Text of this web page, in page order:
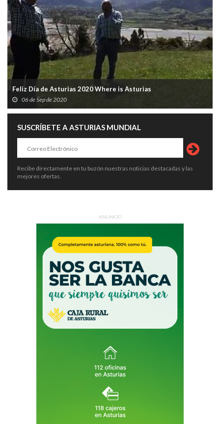
Feliz Día de Asturias 2020 Where is Asturias
06 de Sep de 2020
SUSCRÍBETE A ASTURIAS MUNDIAL
Recibe directamente en tu buzón nuestras noticias destacadas y las
mejores ofertas.
ANUNCIO